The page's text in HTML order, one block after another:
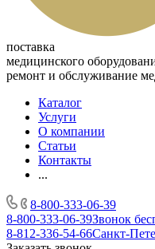
поставка
медицинского
ремонт и обслуживание
Каталог
Услуги
О компании
Статьи
Контакты
...
8-800-333-06-39
8-800-333-06-39Звонок
8-812-336-54-66Санкт-